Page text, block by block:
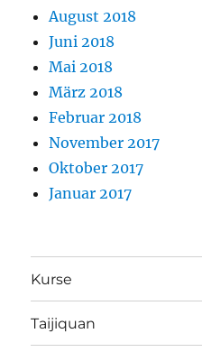
August 2018
Juni 2018
Mai 2018
März 2018
Februar 2018
November 2017
Oktober 2017
Januar 2017
Kurse
Taijiquan